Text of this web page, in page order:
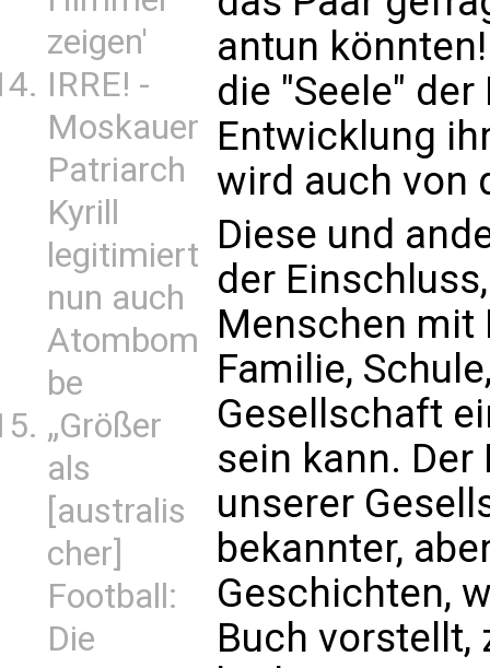
zeigen'
IRRE! -
Moskauer
Patriarch
Kyrill
legitimiert
nun auch
Atombom
be
„Größer
als
[australis
cher]
Football:
Die
antun
die "Seele"
Entwicklung
wird auch von
Diese und
der
Menschen mit
Familie,
Gesellschaft
sein kann.
unserer
bekannter,
Geschichten,
Buch vorstellt,